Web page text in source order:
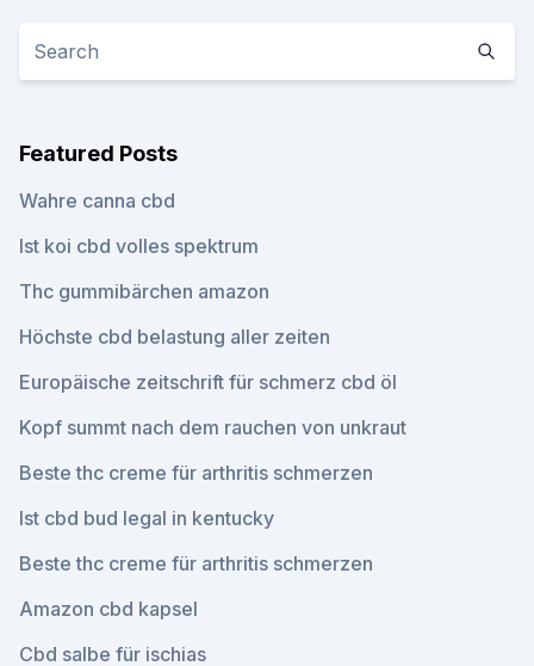
Featured Posts
Wahre canna cbd
Ist koi cbd volles spektrum
Thc gummibärchen amazon
Höchste cbd belastung aller zeiten
Europäische zeitschrift für schmerz cbd öl
Kopf summt nach dem rauchen von unkraut
Beste thc creme für arthritis schmerzen
Ist cbd bud legal in kentucky
Beste thc creme für arthritis schmerzen
Amazon cbd kapsel
Cbd salbe für ischias